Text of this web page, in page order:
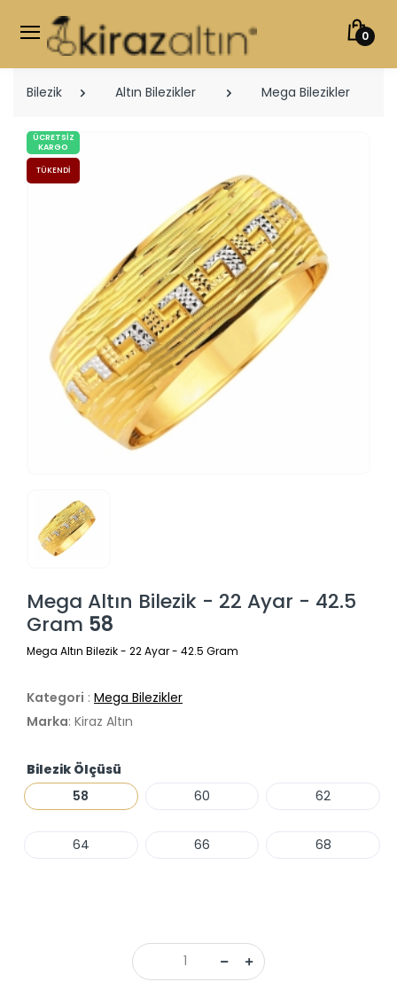
0
Bilezik Altın Bilezikler Mega Bilezikler
ÜCRETSIZ
KARGO
TÜKENDI
Mega Altın Bilezik - 22 Ayar - 42.5
Gram 58
Mega Altın Bilezik - 22 Ayar - 42.5 Gram
Kategori : Mega Bilezikler
Marka: Kiraz Altın
Bilezik Ölçüsü
58
60 62
64 66 68